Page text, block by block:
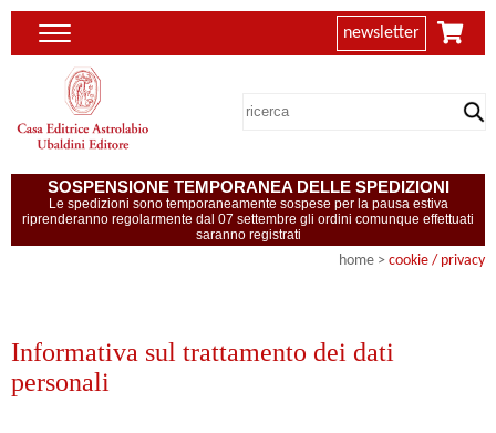
newsletter
SOSPENSIONE TEMPORANEA DELLE SPEDIZIONI
Le spedizioni sono temporaneamente sospese per la pausa estiva
riprenderanno regolarmente dal 07 settembre gli ordini comunque effettuati
saranno registrati
home > cookie / privacy
Informativa sul trattamento dei dati
personali